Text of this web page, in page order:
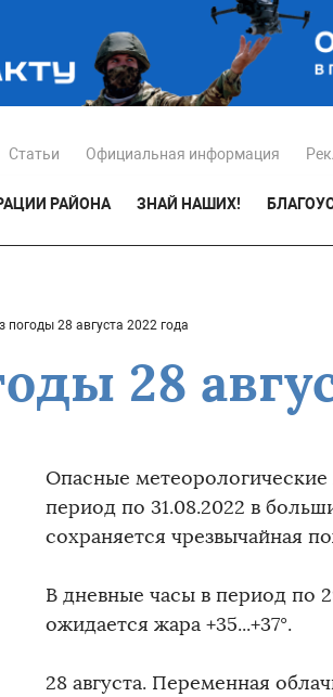
Статьи Официальная информация
РАЙОНА ЗНАЙ НАШИХ!
погоды 28 августа 2022 года
28
Опасные
период по 31.08.2022 в
сохраняется чрезвычайная
В дневные часы в период по
ожидается жара +35...+37°.
28 августа. Переменная